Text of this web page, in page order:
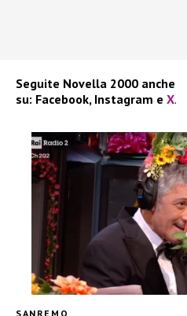
Seguite Novella 2000 anche
su: Facebook, Instagram e X.
SANREMO